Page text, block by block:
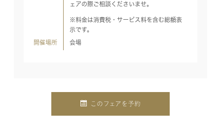
ェアの際ご相談くださいませ。
※料金は消費税・サービス料を含む総額表
示です。
開催場所 会場
このフェアを予約